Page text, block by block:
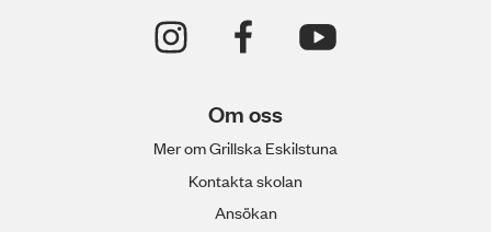
Om oss
Mer om Grillska Eskilstuna
Kontakta skolan
Ansökan